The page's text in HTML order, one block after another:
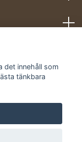
det innehåll som
tänkbara